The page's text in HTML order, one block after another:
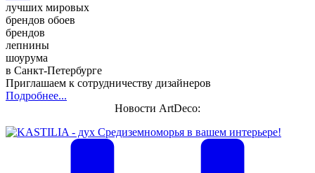
лучших мировых
брендов обоев
брендов
лепнины
шоурума
в Санкт-Петербурге
Приглашаем к сотрудничеству дизайнеров
Подробнее...
Новости ArtDeco: